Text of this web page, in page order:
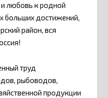
любовь к родной
больших достижений,
район, вся
труд
рыбоводов,
продукции